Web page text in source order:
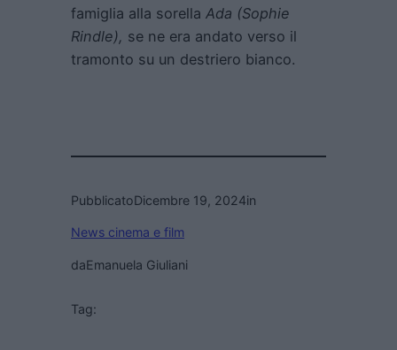
famiglia alla sorella Ada (Sophie
Rindle), se ne era andato verso il
tramonto su un destriero bianco.
PubblicatoDicembre 19, 2024in
News cinema e film
daEmanuela Giuliani
Tag: